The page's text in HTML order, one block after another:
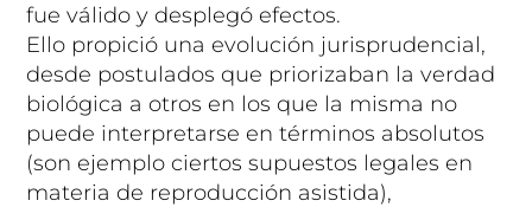
fue válido y desplegó efectos.
Ello propició una evolución jurisprudencial,
desde postulados que priorizaban la verdad
biológica a otros en los que la misma no
puede interpretarse en términos absolutos
(son ejemplo ciertos supuestos legales en
materia de reproducción asistida),